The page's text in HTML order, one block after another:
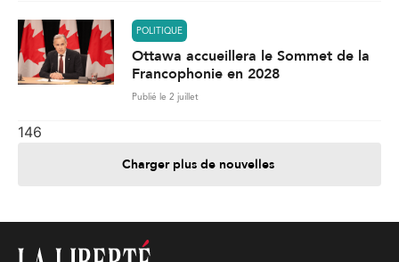
POLITIQUE
Ottawa accueillera le Sommet de la
Francophonie en 2028
Publié le 2 juillet
146
Charger plus de nouvelles